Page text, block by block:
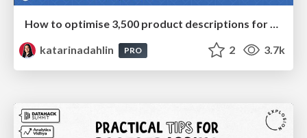
How to optimise 3,500 product descriptions for ecommerce in one day using ChatGPT
katarinadahlin
PRO 2 3.7k